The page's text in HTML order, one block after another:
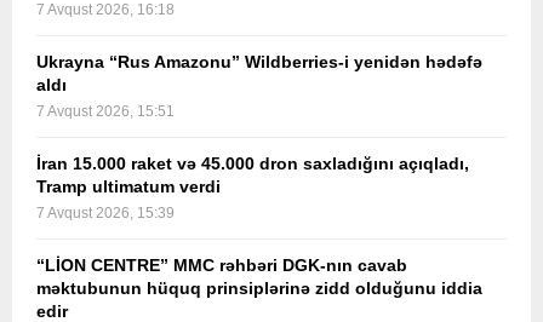
7 Avqust 2026, 16:18
Ukrayna “Rus Amazonu” Wildberries-i yenidən hədəfə
aldı
7 Avqust 2026, 15:51
İran 15.000 raket və 45.000 dron saxladığını açıqladı,
Tramp ultimatum verdi
7 Avqust 2026, 15:39
“LİON CENTRE” MMC rəhbəri DGK-nın cavab
məktubunun hüquq prinsiplərinə zidd olduğunu iddia
edir